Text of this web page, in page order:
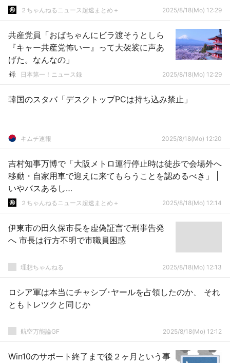
２ちゃんねるニュース超速まとめ＋ 2025/8/18(Mo) 12:29
共産党員「おばちゃんにビラ渡そうとしら
『キャー共産党怖いー』って大袈裟に声あ
げた。なんなの」
日本第一！ニュース録 2025/8/18(Mo) 12:29
韓国のスタバ「デスクトップPCは持ち込み禁止」
キムチ速報 2025/8/18(Mo) 12:20
吉村知事万博で「大阪メトロ運行停止時は徒歩で会場外へ
移動・自家用車で迎えに来てもらうことを認めるべき」 |
いやバスあるし…
２ちゃんねるニュース超速まとめ＋ 2025/8/18(Mo) 12:14
伊東市の田久保市長を虚偽証言で刑事告発
へ 市長は行方不明で市職員困惑
理想ちゃんねる 2025/8/18(Mo) 12:13
ロシア軍は本当にチャシブ･ヤールを占領したのか、 それ
ともトレツクと同じか
航空万能論GF 2025/8/18(Mo) 12:12
Win10のサポート終了まで後２ヶ月という事